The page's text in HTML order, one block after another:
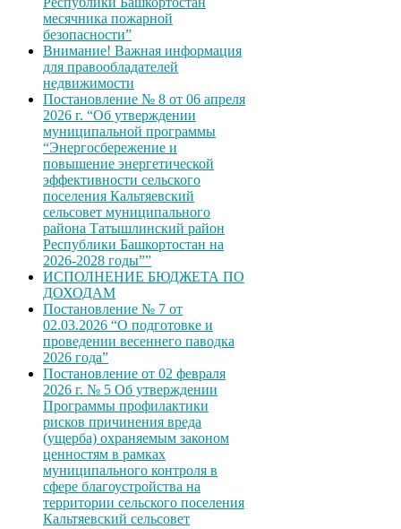
месячника пожарной
безопасности”
Внимание! Важная информация
для правообладателей
недвижимости
Постановление № 8 от 06 апреля
2026 г. “Об утверждении
муниципальной программы
“Энергосбережение и
повышение энергетической
эффективности сельского
поселения Кальтяевский
сельсовет муниципального
района Татышлинский район
Республики Башкортостан на
2026-2028 годы””
ИСПОЛНЕНИЕ БЮДЖЕТА ПО
ДОХОДАМ
Постановление № 7 от
02.03.2026 “О подготовке и
проведении весеннего паводка
2026 года”
Постановление от 02 февраля
2026 г. № 5 Об утверждении
Программы профилактики
рисков причинения вреда
(ущерба) охраняемым законом
ценностям в рамках
муниципального контроля в
сфере благоустройства на
территории сельского поселения
Кальтяевский сельсовет